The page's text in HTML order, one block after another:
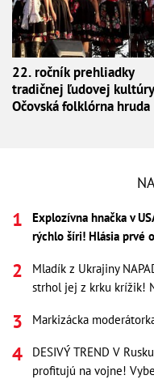
22. ročník prehliadky
tradičnej ľudovej kultúry
Očovská folklórna hruda
Explozívna hnačka v
rýchlo šíri! Hlásia prvé
Mladík z Ukrajiny
strhol jej z krku krížik!
Markizácka
DESIVÝ TREND V
profitujú na vojne!